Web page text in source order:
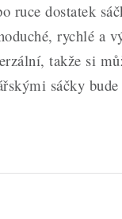
ruce dostatek
rychlé a
takže si
sáčky